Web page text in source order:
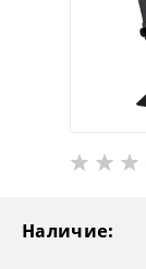
Наличие: